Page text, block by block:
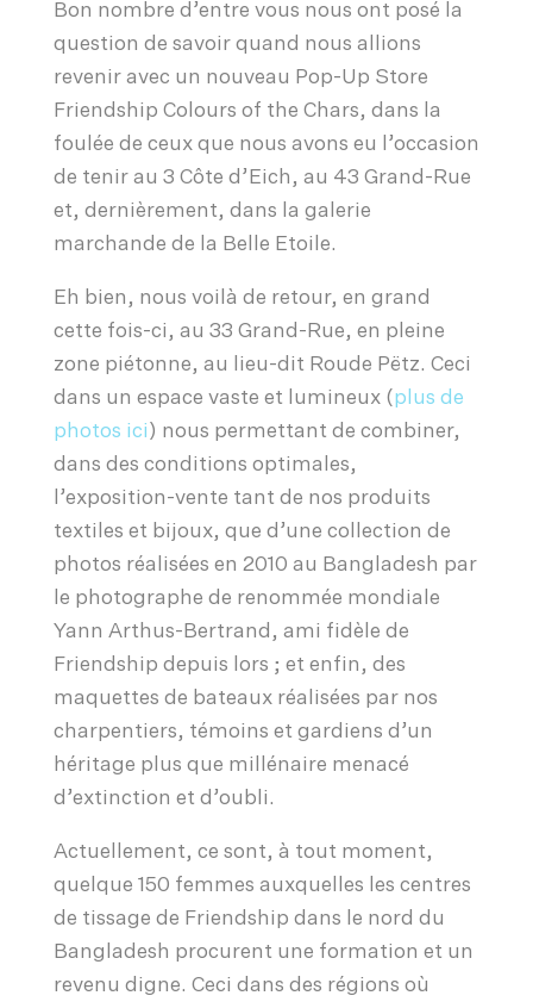
Bon nombre d’entre vous nous ont posé la
question de savoir quand nous allions
revenir avec un nouveau Pop-Up Store
Friendship Colours of the Chars, dans la
foulée de ceux que nous avons eu l’occasion
de tenir au 3 Côte d’Eich, au 43 Grand-Rue
et, dernièrement, dans la galerie
marchande de la Belle Etoile.
Eh bien, nous voilà de retour, en grand
cette fois-ci, au 33 Grand-Rue, en pleine
zone piétonne, au lieu-dit Roude Pëtz. Ceci
dans un espace vaste et lumineux (plus de
photos ici ) nous permettant de combiner,
dans des conditions optimales,
l’exposition-vente tant de nos produits
textiles et bijoux, que d’une collection de
photos réalisées en 2010 au Bangladesh par
le photographe de renommée mondiale
Yann Arthus-Bertrand, ami fidèle de
Friendship depuis lors ; et enfin, des
maquettes de bateaux réalisées par nos
charpentiers, témoins et gardiens d’un
héritage plus que millénaire menacé
d’extinction et d’oubli.
Actuellement, ce sont, à tout moment,
quelque 150 femmes auxquelles les centres
de tissage de Friendship dans le nord du
Bangladesh procurent une formation et un
revenu digne. Ceci dans des régions où